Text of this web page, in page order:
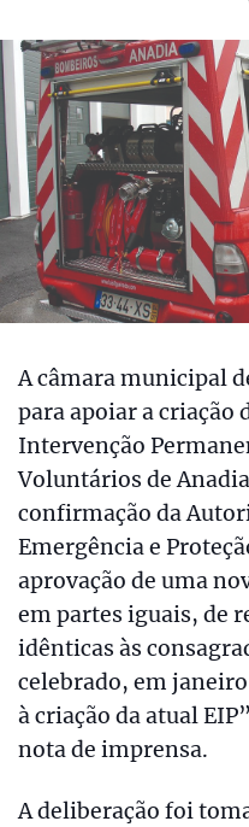
A câmara municipal
para apoiar a criação
Intervenção
Voluntários de
confirmação da
Emergência e
aprovação de uma
em partes iguais, de
idênticas às
celebrado, em
à criação da atual
nota de imprensa.
A deliberação foi